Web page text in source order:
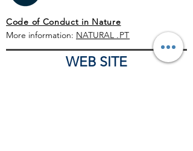
Code of Conduct in Nature
More information: NATURAL .PT
WEB SITE